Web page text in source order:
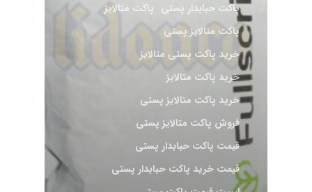
پاکت حبابدار پستی پاکت متالایز
پاکت متالایز پستی
خرید پاکت پستی متالایز
خرید پاکت متالایز
خرید پاکت متالایز پستی
فروش پاکت متالایز پستی
قیمت پاکت حبابدار پستی
قیمت خرید پاکت حبابدار پستی